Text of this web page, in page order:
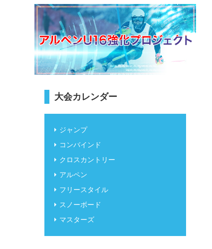
大会カレンダー
ジャンプ
コンバインド
クロスカントリー
アルペン
フリースタイル
スノーボード
マスターズ